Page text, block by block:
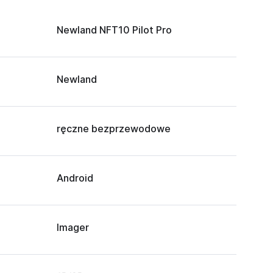
Newland NFT10 Pilot Pro
Newland
ręczne bezprzewodowe
Android
Imager